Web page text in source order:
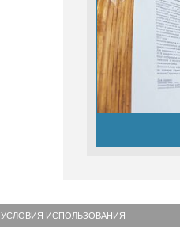
УСЛОВИЯ ИСПОЛЬЗОВАНИЯ